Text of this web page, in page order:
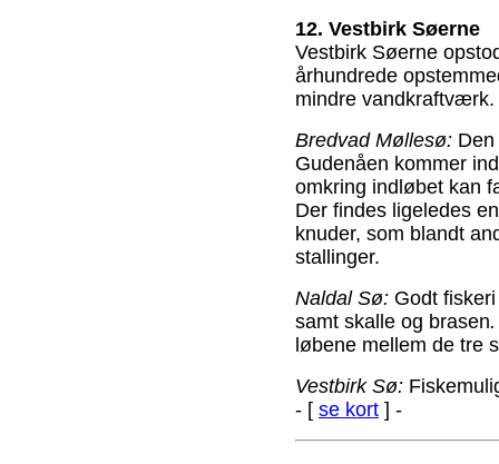
12. Vestbirk Søerne
Vestbirk Søerne
århundrede
mindre
Bredvad Møllesø:
Gudenåen kommer
omkring indløbet kan
Der findes ligeledes
knuder, som blandt
stallinger.
Naldal Sø: Godt
samt skalle og brasen
løbene mellem de tre
Vestbirk Sø:
- [ se kort ] -